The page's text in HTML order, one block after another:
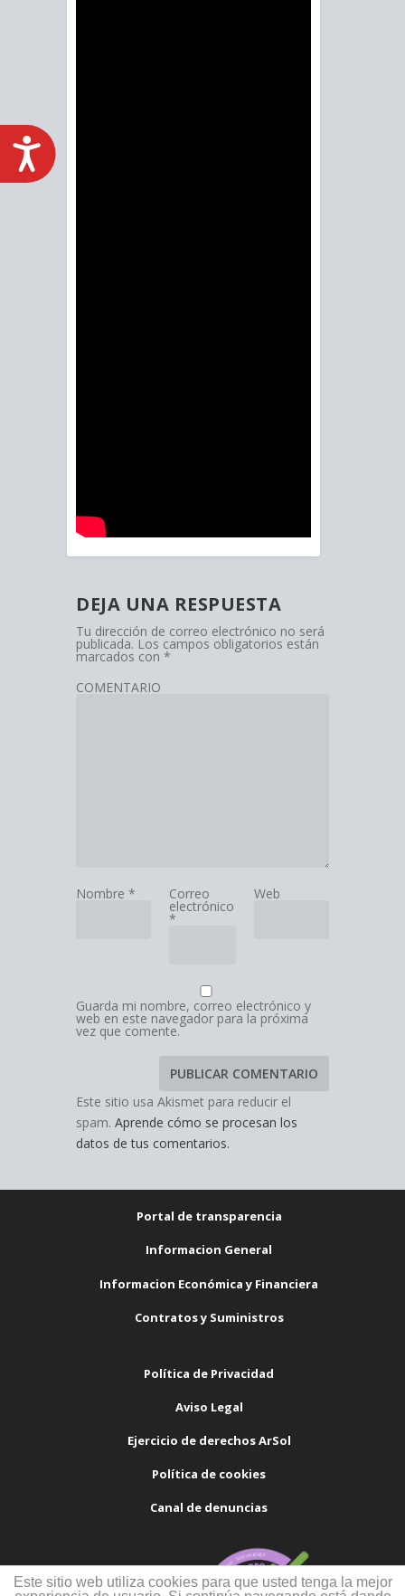
ACCESIBILIDAD
DEJA UNA RESPUESTA
Tu dirección de correo electrónico no será
publicada. Los campos obligatorios están
marcados con *
COMENTARIO
Nombre * Correo
electrónico
*
Web
Guarda mi nombre, correo electrónico y
web en este navegador para la próxima
vez que comente.
Este sitio usa Akismet para reducir el
spam. Aprende cómo se procesan los
datos de tus comentarios.
Portal de transparencia
Informacion General
Informacion Económica y Financiera
Contratos y Suministros
Política de Privacidad
Aviso Legal
Ejercicio de derechos ArSol
Política de cookies
Canal de denuncias
Este sitio web utiliza cookies para que usted tenga la mejor